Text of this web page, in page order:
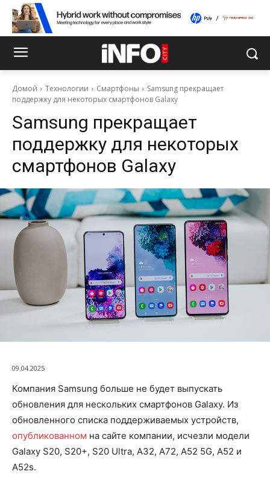
Домой Технологии Смартфоны
Samsung прекращает
поддержку для некоторых смартфонов Galaxy
Samsung прекращает
поддержку для некоторых
смартфонов Galaxy
09.04.2025
Компания Samsung больше не будет выпускать
обновления для нескольких смартфонов Galaxy. Из
обновленного списка поддерживаемых устройств,
опубликованном на сайте компании, исчезли модели
Galaxy S20, S20+, S20 Ultra, A32, A72, A52 5G, A52 и
A52s.